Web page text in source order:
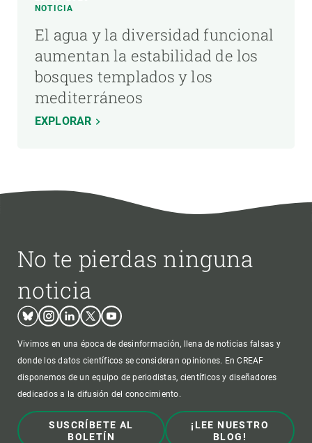
NOTICIA
El agua y la diversidad funcional
aumentan la estabilidad de los
bosques templados y los
mediterráneos
EXPLORAR
No te pierdas ninguna
noticia
BlueskyInstagram
LinkedinTwitterYoutube
Vivimos en una época de desinformación, llena de noticias falsas y
donde los datos científicos se consideran opiniones. En CREAF
disponemos de un equipo de periodistas, científicos y diseñadores
dedicados a la difusión del conocimiento.
SUSCRÍBETE AL
BOLETÍN
¡LEE NUESTRO
BLOG!